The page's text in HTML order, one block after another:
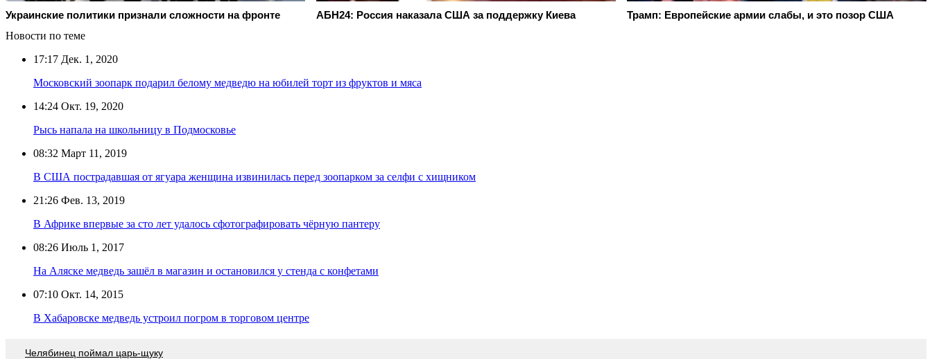
Украинские политики признали сложности на фронте АБН24: Россия наказала США за поддержку Киева
Трамп: Европейские армии слабы, и это позор США
Новости по теме
17:17 Дек. 1, 2020
Московский зоопарк подарил белому медведю на юбилей торт из фруктов и мяса
14:24 Окт. 19, 2020
Рысь напала на школьницу в Подмосковье
08:32 Март 11, 2019
В США пострадавшая от ягуара женщина извинилась перед зоопарком за селфи с хищником
21:26 Фев. 13, 2019
В Африке впервые за сто лет удалось сфотографировать чёрную пантеру
08:26 Июль 1, 2017
На Аляске медведь зашёл в магазин и остановился у стенда с конфетами
07:10 Окт. 14, 2015
В Хабаровске медведь устроил погром в торговом центре
Челябинец поймал царь-щуку